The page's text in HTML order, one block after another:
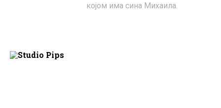
којом има сина Михаила.